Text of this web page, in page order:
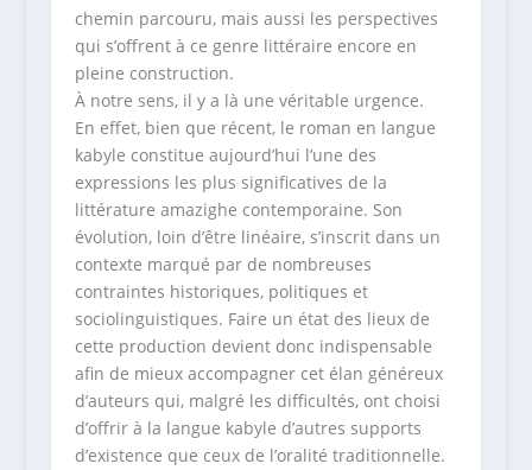
chemin parcouru, mais aussi les perspectives
qui s’offrent à ce genre littéraire encore en
pleine construction.
À notre sens, il y a là une véritable urgence.
En effet, bien que récent, le roman en langue
kabyle constitue aujourd’hui l’une des
expressions les plus significatives de la
littérature amazighe contemporaine. Son
évolution, loin d’être linéaire, s’inscrit dans un
contexte marqué par de nombreuses
contraintes historiques, politiques et
sociolinguistiques. Faire un état des lieux de
cette production devient donc indispensable
afin de mieux accompagner cet élan généreux
d’auteurs qui, malgré les difficultés, ont choisi
d’offrir à la langue kabyle d’autres supports
d’existence que ceux de l’oralité traditionnelle.